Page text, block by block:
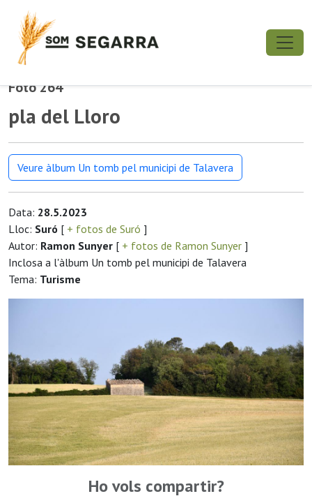
Foto 264
pla del Lloro
Veure àlbum Un tomb pel municipi de Talavera
Data: 28.5.2023
Lloc: Suró [ + fotos de Suró ]
Autor: Ramon Sunyer [ + fotos de Ramon Sunyer ]
Inclosa a l'àlbum Un tomb pel municipi de Talavera
Tema: Turisme
Ho vols compartir?